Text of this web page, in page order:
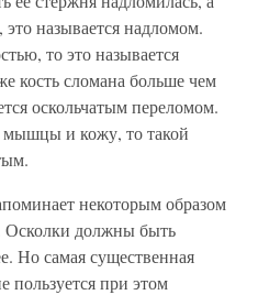
это называется надломом.
то это называется
кость сломана больше чем
оскольчатым переломом.
и кожу, то такой
некоторым образом
Осколки должны быть
Но самая существенная
пользуется при этом